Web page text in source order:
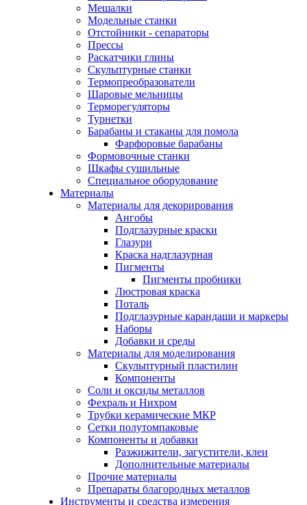
Мешалки
Модельные станки
Отстойники - сепараторы
Прессы
Раскатчики глины
Скульптурные станки
Термопреобразователи
Шаровые мельницы
Терморегуляторы
Турнетки
Барабаны и стаканы для помола
Фарфоровые барабаны
Формовочные станки
Шкафы сушильные
Специальное оборудование
Материалы
Материалы для декорирования
Ангобы
Подглазурные краски
Глазури
Краска надглазурная
Пигменты
Пигменты пробники
Люстровая краска
Поталь
Подглазурные карандаши и маркеры
Наборы
Добавки и среды
Материалы для моделирования
Скульптурный пластилин
Компоненты
Соли и оксиды металлов
Фехраль и Нихром
Трубки керамические МКР
Сетки полутомпаковые
Компоненты и добавки
Разжижители, загустители, клеи
Дополнительные материалы
Прочие материалы
Препараты благородных металлов
Инструменты и средства измерения